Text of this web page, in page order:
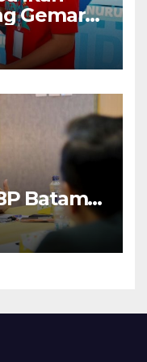
Gemar
Batam